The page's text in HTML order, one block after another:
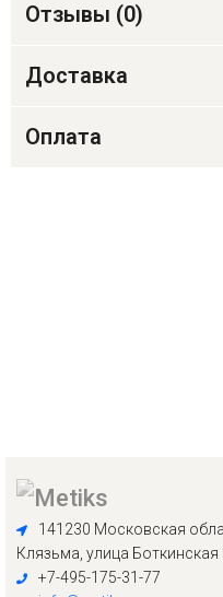
Отзывы (0)
Доставка
Оплата
141230 Московская
Клязьма, улица Боткинская
+7-495-175-31-77